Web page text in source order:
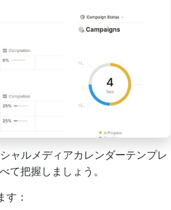
ャルメディアカレンダーテンプレ
て把握しましょう。
：